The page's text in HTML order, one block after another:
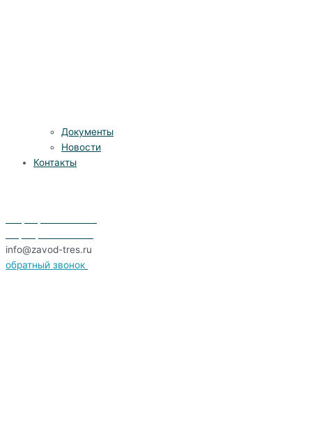
Документы
Новости
Контакты
info@zavod-tres.ru
обратный звонок